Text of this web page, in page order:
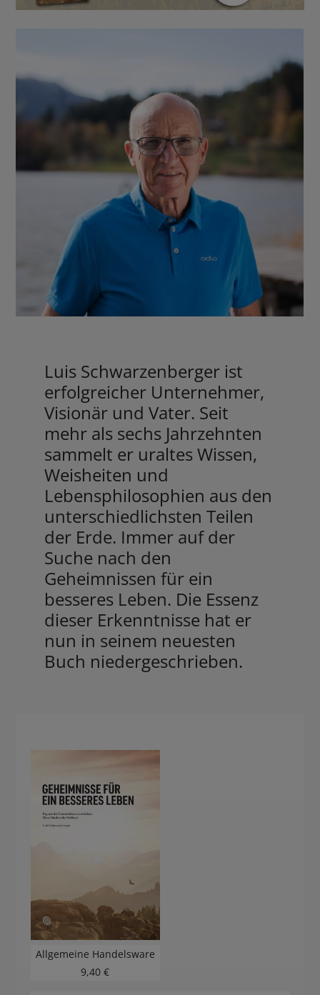
Luis Schwarzenberger ist
erfolgreicher Unternehmer,
Visionär und Vater. Seit
mehr als sechs Jahrzehnten
sammelt er uraltes Wissen,
Weisheiten und
Lebensphilosophien aus den
unterschiedlichsten Teilen
der Erde. Immer auf der
Suche nach den
Geheimnissen für ein
besseres Leben. Die Essenz
dieser Erkenntnisse hat er
nun in seinem neuesten
Buch niedergeschrieben.
Allgemeine Handelsware
9,40 €